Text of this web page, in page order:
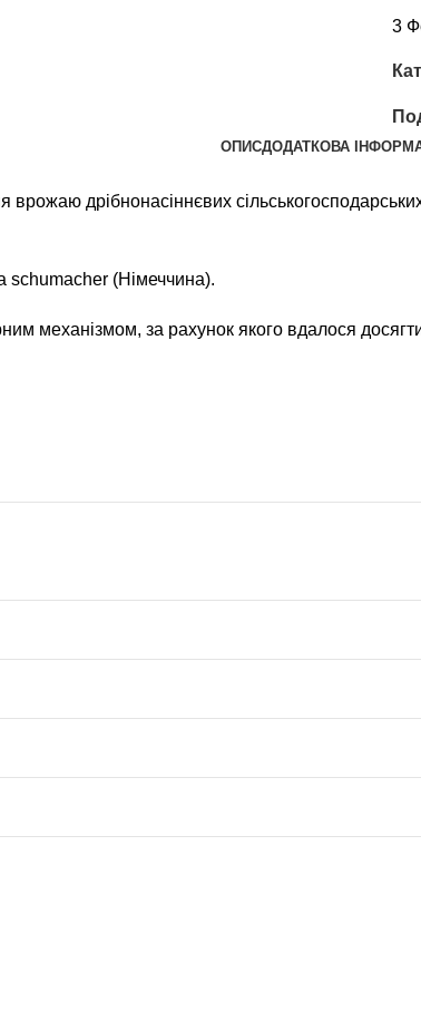
3
ОПИСДОДАТКОВА
врожаю дрібнонасіннєвих
schumacher (Німеччина).
механізмом, за рахунок якого вдалося